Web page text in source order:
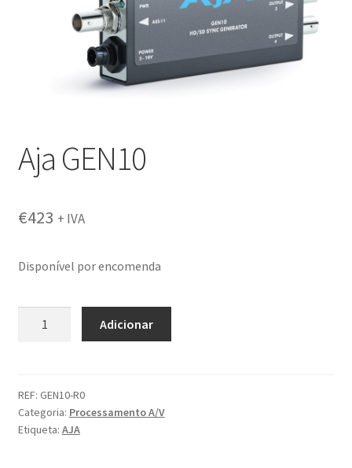
Aja GEN10
€423 + IVA
Disponível por encomenda
Adicionar
REF: GEN10-R0
Categoria: Processamento A/V
Etiqueta: AJA